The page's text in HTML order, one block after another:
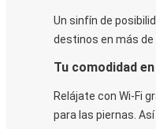
Un sinfín de
destinos en más de
Tu comodidad
Relájate con Wi-Fi
para las piernas.